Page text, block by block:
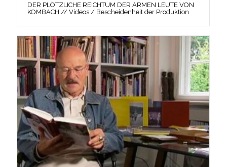
DER PLÖTZLICHE REICHTUM DER ARMEN LEUTE VON
KOMBACH // Videos / Bescheidenheit der Produktion